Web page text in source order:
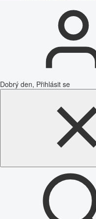
Dobrý den, Přihlásit se